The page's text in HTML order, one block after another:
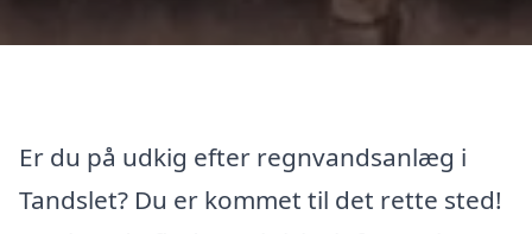
Er du på udkig efter regnvandsanlæg i
Tandslet? Du er kommet til det rette sted!